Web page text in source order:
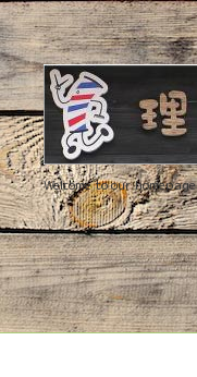
Welcome to our homepage